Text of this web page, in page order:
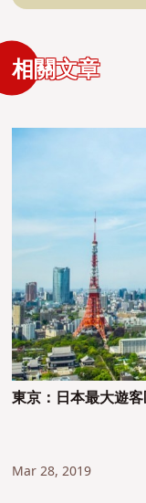
相關文章
東京：日本最大遊
Mar 28, 2019